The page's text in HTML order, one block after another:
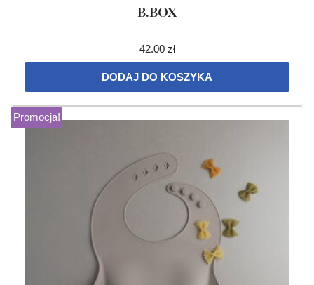
B.BOX
42.00 zł
DODAJ DO KOSZYKA
Promocja!